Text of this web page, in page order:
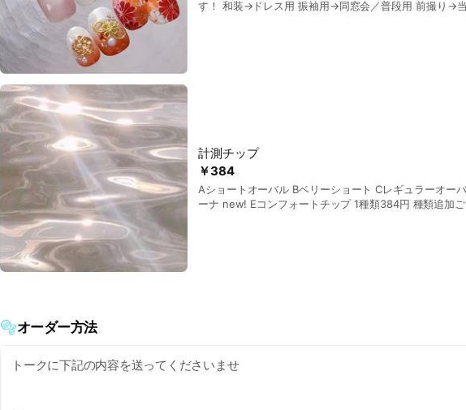
す！ 和装→ドレス用 振袖用→同窓会／普段用 前撮り→当日用 ライブ用→普段
￥384
計測チップ
Aショートオーバル Bベリーショート Cレギュラーオー
ーナ new! Eコンフォートチップ 1種類384円 種類追加ごとに
🫧オーダー方法
トークに下記の内容を送ってくださいませ